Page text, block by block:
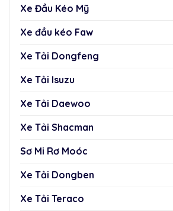
Xe Đầu Kéo Mỹ
Xe đầu kéo Faw
Xe Tải Dongfeng
Xe Tải Isuzu
Xe Tải Daewoo
Xe Tải Shacman
Sơ Mi Rơ Moóc
Xe Tải Dongben
Xe Tải Teraco